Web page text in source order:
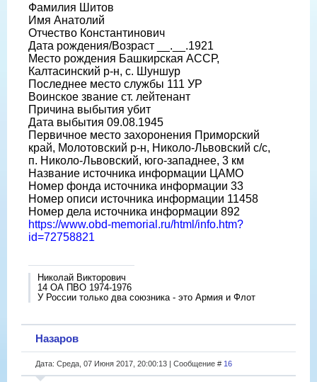
Фамилия Шитов
Имя Анатолий
Отчество Константинович
Дата рождения/Возраст __.__.1921
Место рождения Башкирская АССР,
Калтасинский р-н, с. Шуншур
Последнее место службы 111 УР
Воинское звание ст. лейтенант
Причина выбытия убит
Дата выбытия 09.08.1945
Первичное место захоронения Приморский
край, Молотовский р-н, Николо-Львовский с/с,
п. Николо-Львовский, юго-западнее, 3 км
Название источника информации ЦАМО
Номер фонда источника информации 33
Номер описи источника информации 11458
Номер дела источника информации 892
https://www.obd-memorial.ru/html/info.htm?
id=72758821
Николай Викторович
14 ОА ПВО 1974-1976
У России только два союзника - это Армия и Флот
Назаров
Дата: Среда, 07 Июня 2017, 20:00:13 | Сообщение # 16